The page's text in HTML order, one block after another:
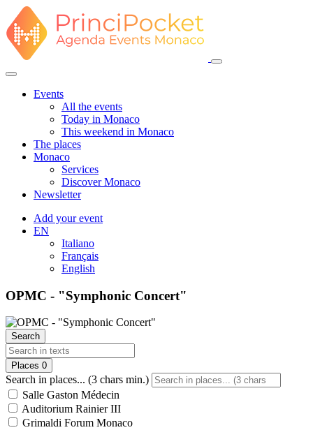
Events
All the events
Today in Monaco
This weekend in Monaco
The places
Monaco
Services
Discover Monaco
Newsletter
Add your event
EN
Italiano
Français
English
OPMC - "Symphonic Concert"
Search
Places 0
Search in places... (3 chars min.)
Salle Gaston Médecin
Auditorium Rainier III
Grimaldi Forum Monaco